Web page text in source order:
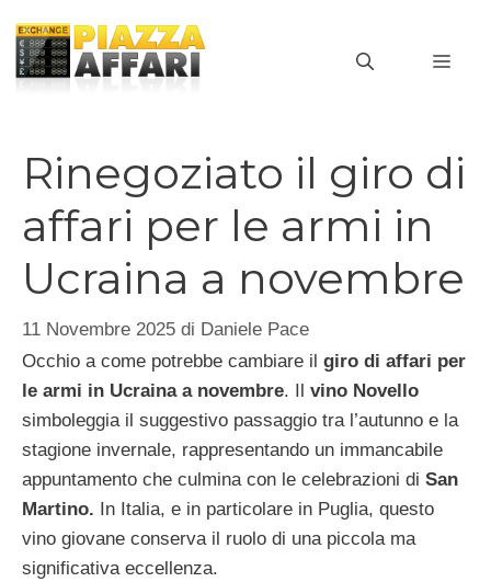
contenuto
Rinegoziato il giro di
affari per le armi in
Ucraina a novembre
11 Novembre 2025 di Daniele Pace
Occhio a come potrebbe cambiare il giro di affari per
le armi in Ucraina a novembre. Il
vino Novello
simboleggia il suggestivo passaggio tra l’autunno e la
stagione invernale, rappresentando un immancabile
appuntamento che culmina con le celebrazioni di San
Martino. In Italia, e in particolare in Puglia, questo
vino giovane conserva il ruolo di una piccola ma
significativa eccellenza.